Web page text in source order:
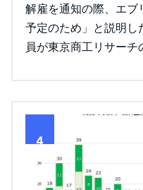
解雇を通知の際、エブ
予定のため」と説明し
員が東京商工リサーチ
4